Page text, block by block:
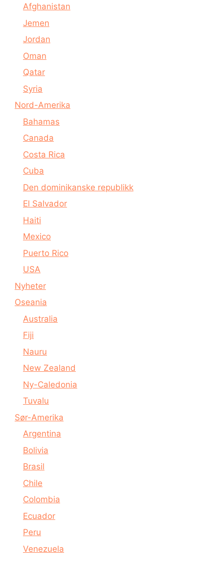
Afghanistan
Jemen
Jordan
Oman
Qatar
Syria
Nord-Amerika
Bahamas
Canada
Costa Rica
Cuba
Den dominikanske republikk
El Salvador
Haiti
Mexico
Puerto Rico
USA
Nyheter
Oseania
Australia
Fiji
Nauru
New Zealand
Ny-Caledonia
Tuvalu
Sør-Amerika
Argentina
Bolivia
Brasil
Chile
Colombia
Ecuador
Peru
Venezuela